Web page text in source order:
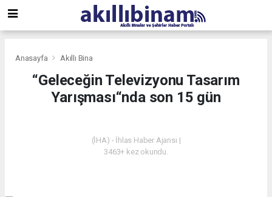
Anasayfa Akıllı Bina
“Geleceğin Televizyonu Tasarım
Yarışması“nda son 15 gün
(İHA) - İhlas Haber Ajansı |
3463+ kez okundu.